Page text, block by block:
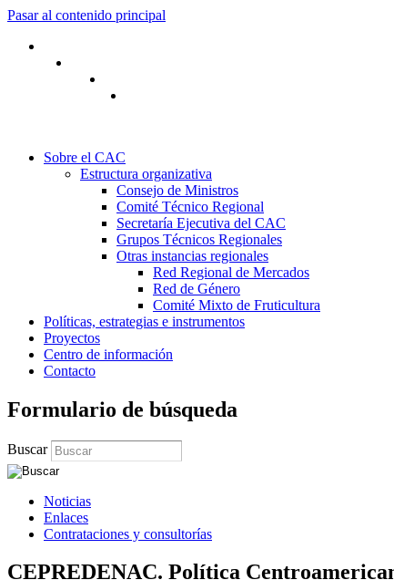
Pasar al contenido principal
Sobre el CAC
Estructura organizativa
Consejo de Ministros
Comité Técnico Regional
Secretaría Ejecutiva del CAC
Grupos Técnicos Regionales
Otras instancias regionales
Red Regional de Mercados
Red de Género
Comité Mixto de Fruticultura
Políticas, estrategias e instrumentos
Proyectos
Centro de información
Contacto
Formulario de búsqueda
Buscar
Noticias
Enlaces
Contrataciones y consultorías
CEPREDENAC. Política